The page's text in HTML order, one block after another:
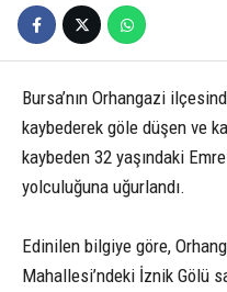
Bursa’nın Orhangazi
kaybederek göle düşen ve
kaybeden 32 yaşındaki
yolculuğuna uğurlandı.
Edinilen bilgiye göre,
Mahallesi’ndeki İznik Gölü